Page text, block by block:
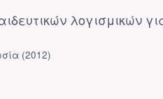
λογισμικών
(2012)